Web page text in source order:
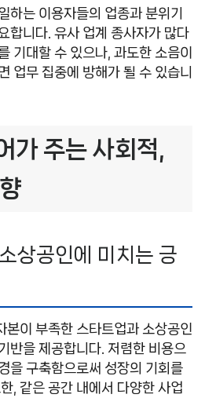
하는 이용자들의 업종과 분위기
합니다. 유사 업계 종사자가 많다
기대할 수 있으나, 과도한 소음이
업무 집중에 방해가 될 수 있습니
가 주는 사회적,
상공인에 미치는 긍
본이 부족한 스타트업과 소상공인
반을 제공합니다. 저렴한 비용으
을 구축함으로써 성장의 기회를
, 같은 공간 내에서 다양한 사업